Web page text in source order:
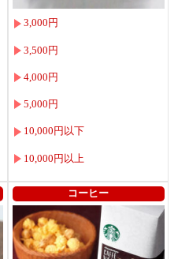
3,000円
3,500円
4,000円
5,000円
10,000円以下
10,000円以上
コーヒー